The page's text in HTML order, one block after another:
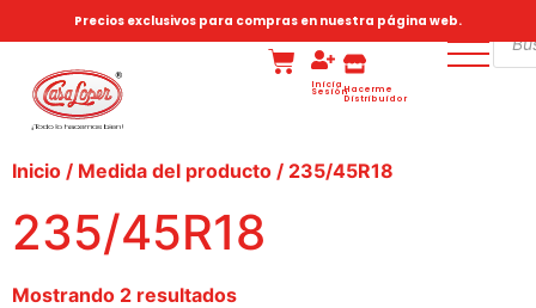
Precios exclusivos para compras en nuestra página web.
Inicia
SesiónHacerme
Distribuidor
Inicio / Medida del producto / 235/45R18
235/45R18
Mostrando 2 resultados